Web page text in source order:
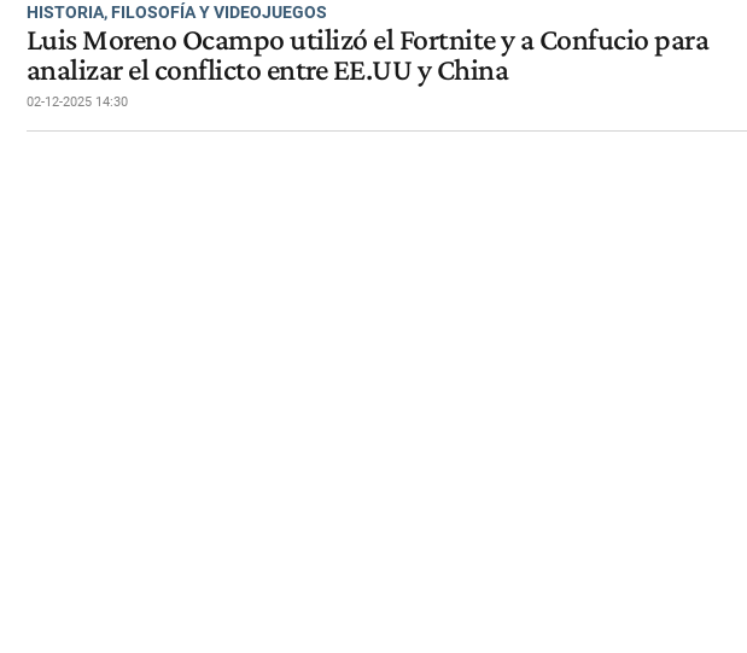
HISTORIA, FILOSOFÍA Y VIDEOJUEGOS
Luis Moreno Ocampo utilizó el Fortnite y a Confucio para
analizar el conflicto entre EE.UU y China
02-12-2025 14:30